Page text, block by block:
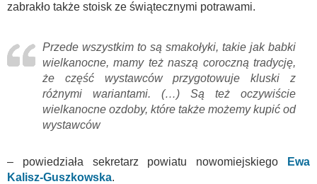
zabrakło także stoisk ze świątecznymi potrawami.
Przede wszystkim to są smakołyki, takie jak babki
wielkanocne, mamy też naszą coroczną tradycję,
że część wystawców przygotowuje kluski z
różnymi wariantami. (…) Są też oczywiście
wielkanocne ozdoby, które także możemy kupić od
wystawców
– powiedziała sekretarz powiatu nowomiejskiego
Ewa
Kalisz-Guszkowska.